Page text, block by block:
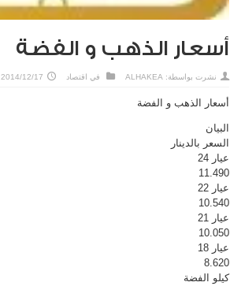
أسعار الذهب و الفضة
نشرت بواسطة: ALHAKEA في اقتصاد 2014/12/17
أسعار الذهب و الفضة
البيان
السعر بالدينار
عيار 24
11.490
عيار 22
10.540
عيار 21
10.050
عيار 18
8.620
كيلو الفضة